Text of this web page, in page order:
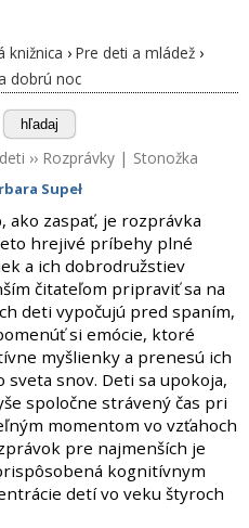
knižnica › Pre deti a mládež ›
dobrú noc
hľadaj
›› Rozprávky | Stonožka
Supeł
ako zaspať, je rozprávka
hrejivé príbehy plné
a ich dobrodružstiev
čitateľom pripraviť sa na
deti vypočujú pred spaním,
si emócie, ktoré
myšlienky a prenesú ich
snov. Deti sa upokoja,
spoločne strávený čas pri
momentom vo vzťahoch
pre najmenších je
kognitívnym
detí vo veku štyroch